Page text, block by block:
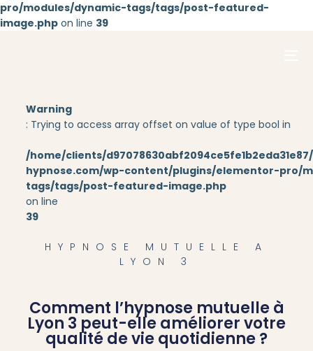
pro/modules/dynamic-tags/tags/post-featured-
image.php on line 39
Aller au
contenu
Warning
: Trying to access array offset on value of type bool in
/home/clients/
hypnose.com/wp-content/plugins/elementor-pro/
tags/tags/post-featured-image.php
on line
39
HYPNOSE MUTUELLE A
LYON 3
Comment l’hypnose mutuelle à
Lyon 3 peut-elle améliorer votre
qualité de vie quotidienne ?